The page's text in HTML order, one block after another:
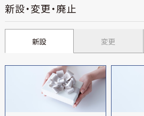
新設・変更・廃止
新設 変更